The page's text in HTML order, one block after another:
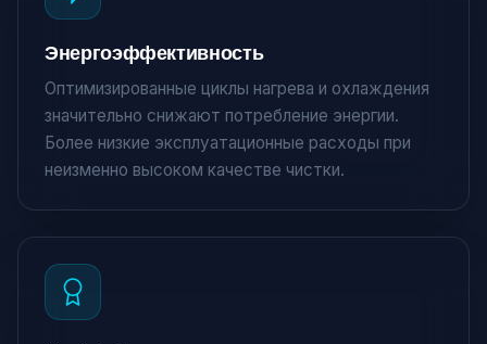
Энергоэффективность
Оптимизированные циклы нагрева и охлаждения
значительно снижают потребление энергии.
Более низкие эксплуатационные расходы при
неизменно высоком качестве чистки.